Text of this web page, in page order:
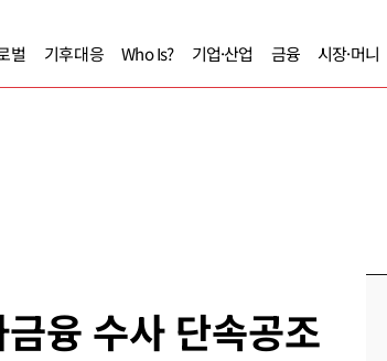
벌 기후대응 Who Is? 기업·산업 금융 시장·머니
융 수사 단속공조